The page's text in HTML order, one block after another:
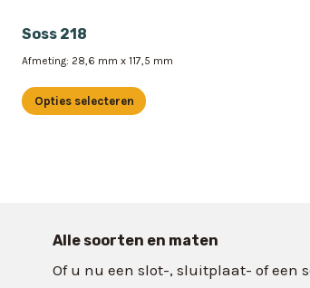
Soss 218
Afmeting: 28,6 mm x 117,5 mm
Opties selecteren
DezeAlle soorten en maten
Of u nu een slot-, sluitplaat- of een